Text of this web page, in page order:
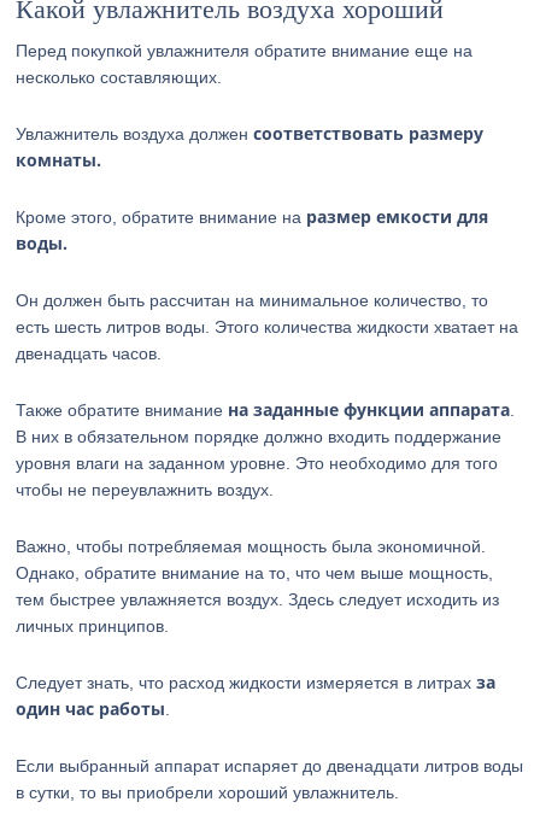
Какой увлажнитель воздуха хороший
Перед покупкой увлажнителя обратите внимание еще на
несколько составляющих.
Увлажнитель воздуха долженсоответствовать размеру
комнаты.
Кроме этого, обратите внимание на размер емкости для
воды.
Он должен быть рассчитан на минимальное количество, то
есть шесть литров воды. Этого количества жидкости хватает на
двенадцать часов.
Также обратите внимание на заданные функции аппарата
В них в обязательном порядке должно входить поддержание
уровня влаги на заданном уровне. Это необходимо для того
чтобы не переувлажнить воздух.
Важно, чтобы потребляемая мощность была экономичной.
Однако, обратите внимание на то, что чем выше мощность,
тем быстрее увлажняется воздух. Здесь следует исходить из
личных принципов.
Следует знать, что расход жидкости измеряется в литрахза
один час работы
Если выбранный аппарат испаряет до двенадцати литров воды
в сутки, то вы приобрели хороший увлажнитель.